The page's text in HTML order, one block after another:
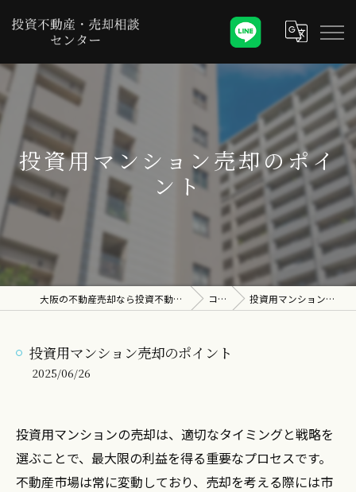
投資用マンション売却のポイ
ント
大阪の不動産売却なら投資不動産・売却相談センター コラム 投資用マンション売却のポイント
投資用マンション売却のポイント
2025/06/26
投資用マンションの売却は、適切なタイミングと戦略を
選ぶことで、最大限の利益を得る重要なプロセスです。
不動産市場は常に変動しており、売却を考える際には市